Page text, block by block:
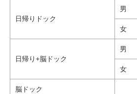
日帰りドック
男
女
日帰り+脳ドック
男
女
脳ドック